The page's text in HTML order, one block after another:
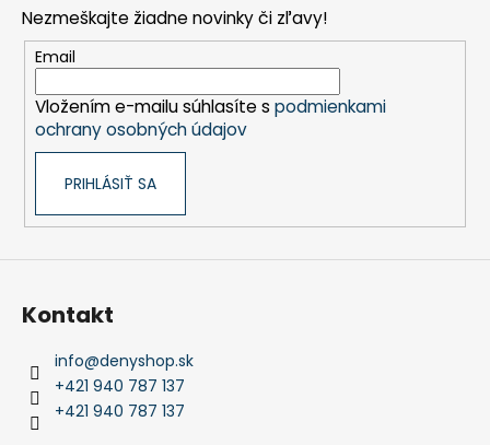
Nezmeškajte žiadne novinky či zľavy!
Email
Vložením e-mailu súhlasíte s podmienkami
ochrany osobných údajov
PRIHLÁSIŤ SA
Kontakt
info@denyshop.sk
+421 940 787 137
+421 940 787 137